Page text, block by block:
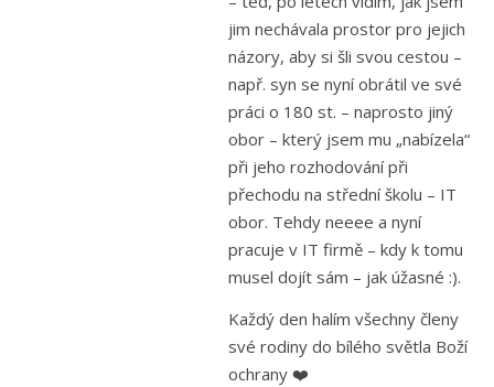
jim nechávala prostor pro jejich
názory, aby si šli svou cestou –
např. syn se nyní obrátil ve své
práci o 180 st. – naprosto jiný
obor – který jsem mu „nabízela“
při jeho rozhodování při
přechodu na střední školu – IT
obor. Tehdy neeee a nyní
pracuje v IT firmě – kdy k tomu
musel dojít sám – jak úžasné :).
Každý den halím všechny členy
své rodiny do bílého světla Boží
ochrany ❤️